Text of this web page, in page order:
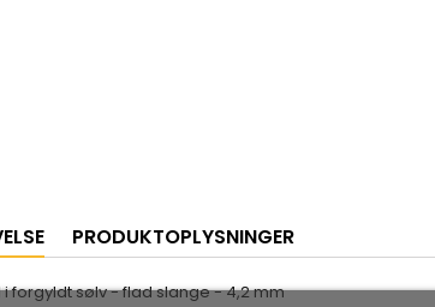
PRODUKTOPLYSNINGER
forgyldt sølv - flad slange - 4,2 mm